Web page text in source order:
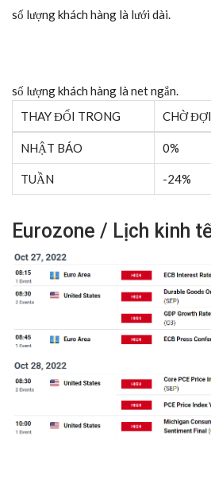
số lượng khách hàng là lưới dài.
số lượng khách hàng là net ngắn.
THAY ĐỔI TRONG
CHỜ ĐỢI
NHẬT BÁO 0%
TUẦN -24%
Eurozone / Lịch kinh